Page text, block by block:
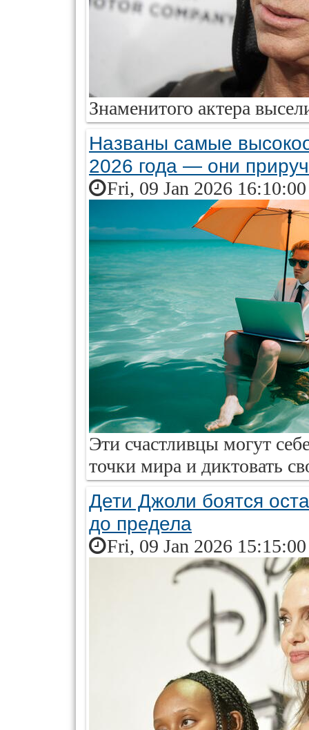
Знаменитого актера
Названы самые
2026 года — они
Fri, 09 Jan 2026
Эти счастливцы могут
точки мира и диктовать
Дети Джоли боятся
до предела
Fri, 09 Jan 2026